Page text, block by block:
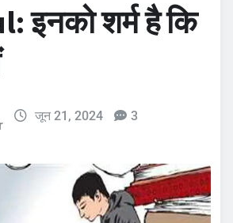
इनको शर्म है कि
जून 21, 2024 3